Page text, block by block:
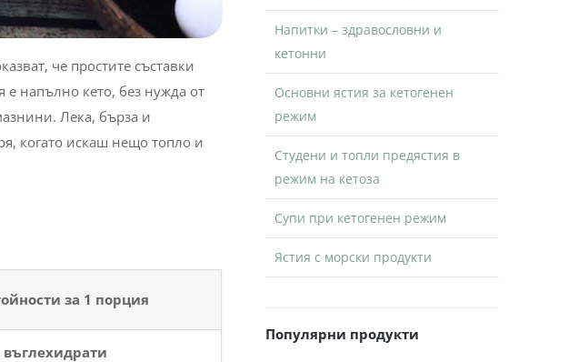
че простите съставки
е напълно кето, без нужда от
Лека, бърза и
когато искаш нещо топло и
за 1 порция
въглехидрати
Напитки – здравословни и
кетонни
Основни ястия за кетогенен
режим
Студени и топли предястия в
режим на кетоза
Супи при кетогенен режим
Ястия с морски продукти
Популярни продукти